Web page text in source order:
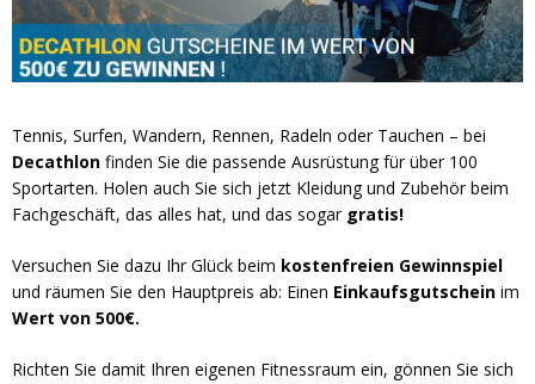
Tennis, Surfen, Wandern, Rennen, Radeln oder Tauchen – bei
Decathlon finden Sie die passende Ausrüstung für über 100
Sportarten. Holen auch Sie sich jetzt Kleidung und Zubehör beim
Fachgeschäft, das alles hat, und das sogar gratis!
Versuchen Sie dazu Ihr Glück beim kostenfreien Gewinnspiel
und räumen Sie den Hauptpreis ab: Einen Einkaufsgutschein im
Wert von 500€.
Richten Sie damit Ihren eigenen Fitnessraum ein, gönnen Sie sich